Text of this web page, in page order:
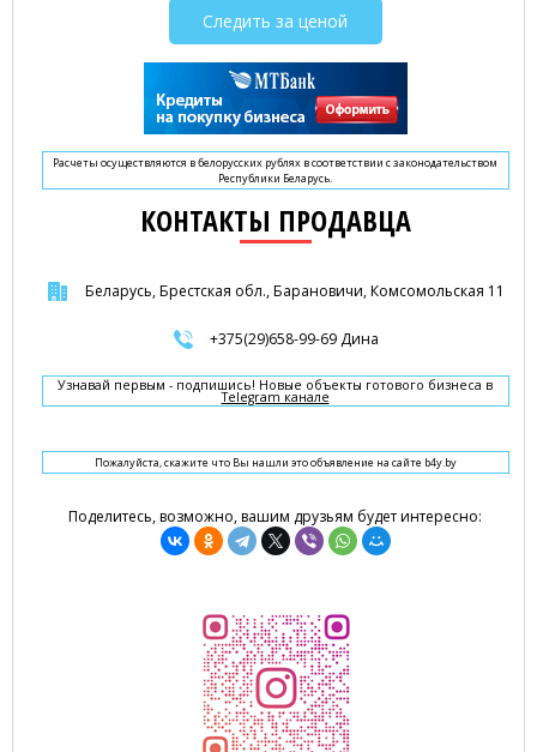
Следить за ценой
Расчеты осуществляются в белорусских рублях в соответствии с законодательством
Республики Беларусь.
КОНТАКТЫ ПРОДАВЦА
Беларусь, Брестская обл., Барановичи, Комсомольская 11
+375(29)658-99-69 Дина
Узнавай первым - подпишись! Новые объекты готового бизнеса в
Telegram канале
Пожалуйста, скажите что Вы нашли это объявление на сайте b4y.by
Поделитесь, возможно, вашим друзьям будет интересно: